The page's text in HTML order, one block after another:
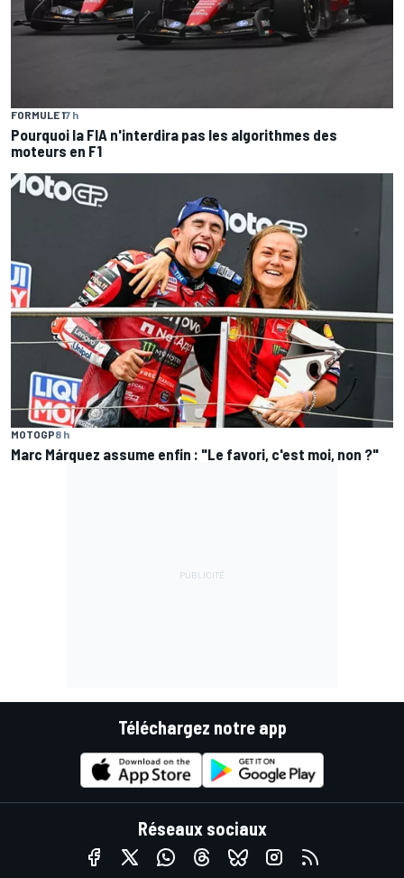
FORMULE 17 h
Pourquoi la FIA n'interdira pas les algorithmes des
moteurs en F1
MOTOGP8 h
Marc Márquez assume enfin : "Le favori, c'est moi, non ?"
Téléchargez notre app
Réseaux sociaux